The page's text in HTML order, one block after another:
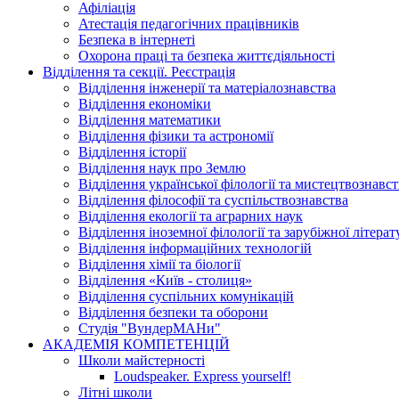
Афіліація
Атестація педагогічних працівників
Безпека в інтернеті
Охорона праці та безпека життєдіяльності
Відділення та секції. Реєстрація
Відділення інженерії та матеріалознавства
Відділення економіки
Відділення математики
Відділення фізики та астрономії
Відділення історії
Відділення наук про Землю
Відділення української філології та
Відділення філософії та суспільствознавства
Відділення екології та аграрних наук
Відділення іноземної філології та зарубіжної
Відділення інформаційних технологій
Відділення хімії та біології
Відділення «Київ - столиця»
Відділення суспільних комунікацій
Відділення безпеки та оборони
Студія "ВундерМАНи"
АКАДЕМІЯ КОМПЕТЕНЦІЙ
Школи майстерності
Loudspeaker. Express yourself!
Літні школи